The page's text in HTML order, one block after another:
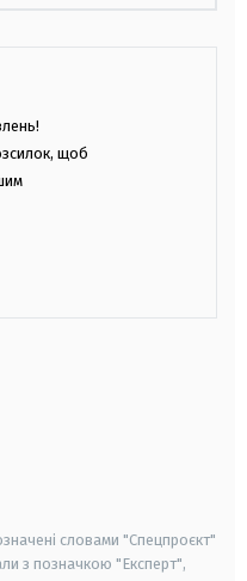
щоб
словами "Спецпроєкт"
з позначкою "Експерт",